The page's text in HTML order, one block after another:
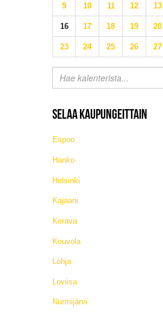
9 10 11 12 13
16 17 18 19 20
23 24 25 26 27
SELAA KAUPUNGEITTAIN
Espoo
Hanko
Helsinki
Kajaani
Kerava
Kouvola
Lohja
Loviisa
Nurmijärvi